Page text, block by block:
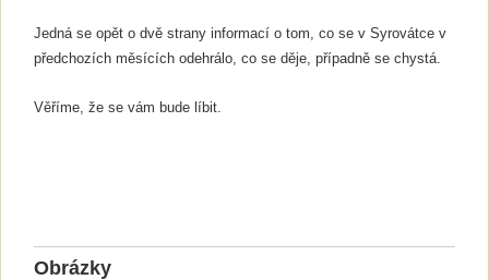
Jedná se opět o dvě strany informací o tom, co se v Syrovátce v
předchozích měsících odehrálo, co se děje, případně se chystá.
Věříme, že se vám bude líbit.
Obrázky